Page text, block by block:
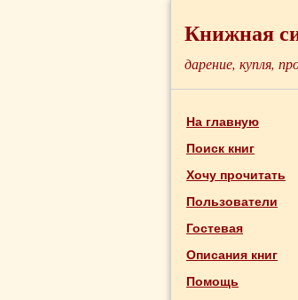
Книжная
дарение, купля,
На главную
Поиск книг
Хочу прочитать
Пользователи
Гостевая
Описания книг
Помощь